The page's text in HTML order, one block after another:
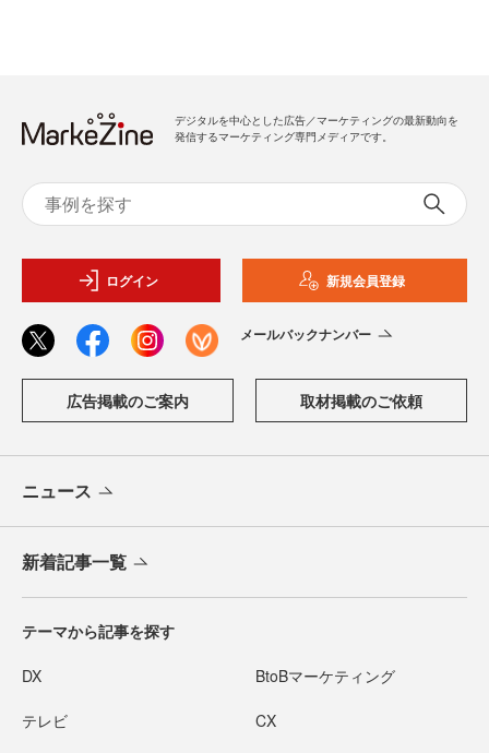
デジタルを中心とした広告／マーケティングの最新動向を
発信するマーケティング専門メディアです。
ログイン 新規会員登録
メールバックナンバー
広告掲載のご案内 取材掲載のご依頼
ニュース
新着記事一覧
テーマから記事を探す
DX BtoBマーケティング
テレビ CX